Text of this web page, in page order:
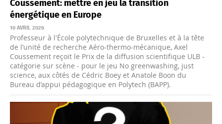
Coussement: mettre en jeu la transition
énergétique en Europe
10 AVRIL 2026
Professeur à l'École polytechnique de Bruxelles et à la tête
de l’unité de recherche Aéro-thermo-mécanique, Axel
Coussement reçoit le Prix de la diffusion scientifique ULB -
catégorie sur scène - pour le jeu No greenwashing, just
science, aux côtés de Cédric Boey et Anatole Boon du
Bureau d’appui pédagogique en Polytech (BAPP).